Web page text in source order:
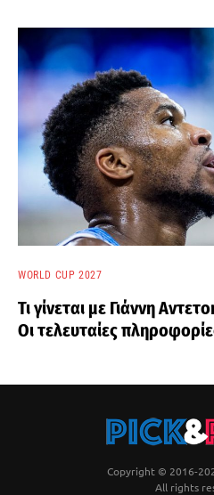
WORLD CUP 2027
Τι γίνεται με Γιάννη
Οι τελευταίες
Copyright © 2016-
All rights